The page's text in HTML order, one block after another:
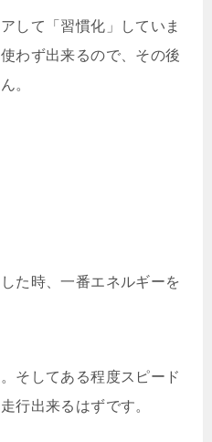
して「習慣化」していま
わず出来るので、その後
。
た時、一番エネルギーを
そしてある程度スピード
行出来るはずです。